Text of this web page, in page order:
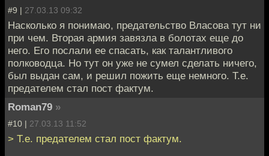
#9 | 27.03.13 09:32
Насколько я понимаю, предательство Власова тут ни
при чем. Вторая армия завязла в болотах еще до
него. Его послали ее спасать, как талантливого
полководца. Но тут он уже не сумел сделать ничего,
был выдан сам, и решил пожить еще немного. Т.е.
предателем стал пост фактум.
Roman79 »
#10 | 27.03.13 11:52
> Т.е. предателем стал пост фактум.